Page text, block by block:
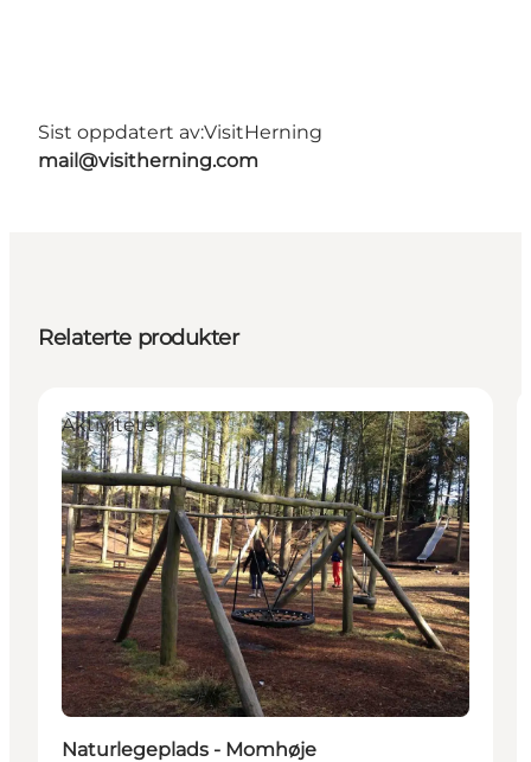
Sist oppdatert av:VisitHerning
mail@visitherning.com
Relaterte produkter
Aktiviteter
Naturlegeplads - Momhøje